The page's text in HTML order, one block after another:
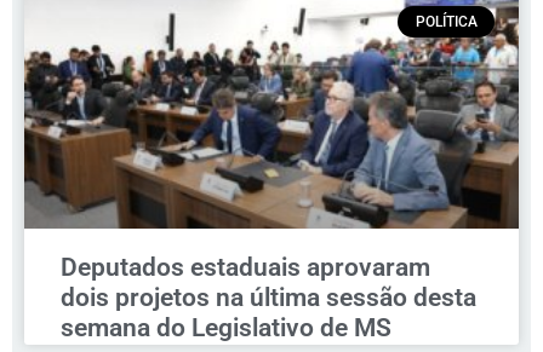
POLÍTICA
Deputados estaduais aprovaram
dois projetos na última sessão desta
semana do Legislativo de MS